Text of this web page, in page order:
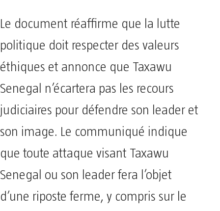
Le document réaffirme que la lutte
politique doit respecter des valeurs
éthiques et annonce que Taxawu
Senegal n’écartera pas les recours
judiciaires pour défendre son leader et
son image. Le communiqué indique
que toute attaque visant Taxawu
Senegal ou son leader fera l’objet
d’une riposte ferme, y compris sur le